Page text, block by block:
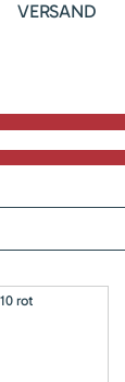
VERSAND
rot